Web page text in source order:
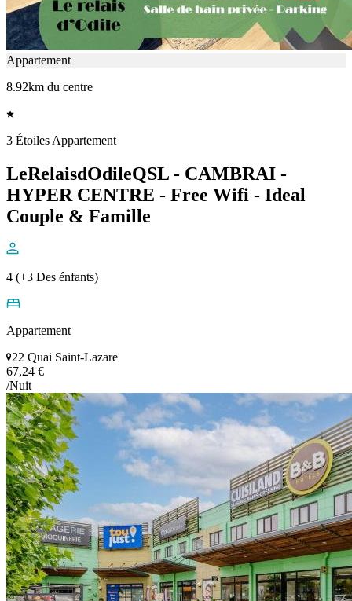
Appartement
8.92km du centre
3 Étoiles Appartement
LeRelaisdOdileQSL - CAMBRAI -
HYPER CENTRE - Free Wifi - Ideal
Couple & Famille
4 (+3 Des énfants)
Appartement
22 Quai Saint-Lazare
67,24 €
/Nuit